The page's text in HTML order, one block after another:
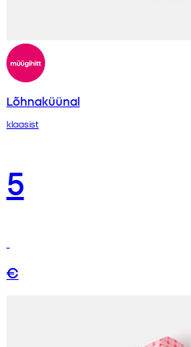
Lõhnaküünal
klaasist
5
€